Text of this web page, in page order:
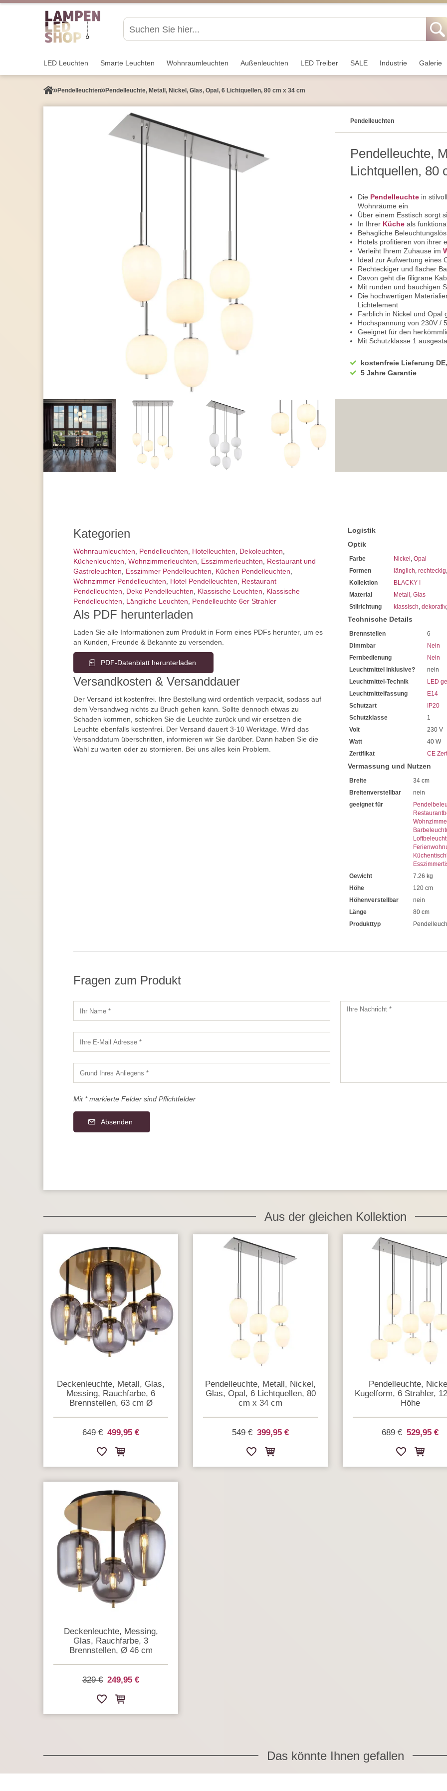
LED Leuchten Smarte Leuchten Wohnraum­leuchten Außen­leuchten LED Treiber SALE Industrie Galerie
Pendel­leuchten Pendelleuchte, Metall, Nickel, Glas, Opal, 6 Lichtquellen, 80 cm x 34 cm
Pendel­leuchten
Pendelleuchte,
Lichtquellen, 80
Die Pendelleuchte in
Wohnräume ein
Über einem Esstisch sorgt
In Ihrer Küche als
Behagliche
Hotels profitieren von ihrer
Verleiht Ihrem Zuhause im
Ideal zur Aufwertung eines
Rechteckiger und flacher
Davon geht die filigrane
Mit runden und bauchigen
Die hochwertigen
Lichtelement
Farblich in Nickel und Opal
Hochspannung von 230V /
Geeignet für den
Mit Schutzklasse 1
34 cm misst die Breite
Mit einer Höhe von 120 cm
Die Länge beträgt 80 cm
kostenfreie Lieferung
5 Jahre Garantie
Kategorien
Wohnraum­leuchten, Pendel­leuchten, Hotelleuchten, Dekoleuchten,
Küchenleuchten, Wohnzimmer­leuchten, Esszimmer­­leuchten, Restaurant und
Gastroleuchten, Esszimmer Pendelleuchten, Küchen Pendelleuchten,
Wohnzimmer Pendelleuchten, Hotel Pendelleuchten, Restaurant
Pendelleuchten, Deko Pendelleuchten, Klassische Leuchten, Klassische
Pendelleuchten, Längliche Leuchten, Pendelleuchte 6er Strahler
Als PDF herunterladen
Laden Sie alle Informationen zum Produkt in Form eines PDFs herunter, um es
an Kunden, Freunde & Bekannte zu versenden.
PDF-Datenblatt herunterladen
Versandkosten & Versanddauer
Der Versand ist kostenfrei. Ihre Bestellung wird ordentlich verpackt, sodass auf
dem Versandweg nichts zu Bruch gehen kann. Sollte dennoch etwas zu
Schaden kommen, schicken Sie die Leuchte zurück und wir ersetzen die
Leuchte ebenfalls kostenfrei. Der Versand dauert 3-10 Werktage. Wird das
Versanddatum überschritten, informieren wir Sie darüber. Dann haben Sie die
Wahl zu warten oder zu stornieren. Bei uns alles kein Problem.
Logistik
Optik
Farbe Nickel , Opal
Formen
länglich, rechteckig
Kollektion
BLACKY I
Material
Metall , Glas
Stilrichtung
klassisch, dekorativ
Technische Details
Brennstellen
6
Dimmbar
Nein
Fernbedienung
Nein
Leuchtmittel inklusive?
nein
Leuchtmittel-Technik
LED
Leuchtmittelfassung
E14
Schutzart
IP20
Schutzklasse
1
Volt
230 V
Watt
40 W
Zertifikat
CE
Vermassung und Nutzen
Breite
34 cm
Breitenverstellbar
nein
geeignet für
Gewicht
7.26 kg
Höhe
120 cm
Höhenverstellbar
nein
Länge
80 cm
Produkttyp
Fragen zum Produkt
Mit * markierte Felder sind Pflichtfelder
Absenden
Aus der gleichen Kollektion
Deckenleuchte, Metall, Glas,
Messing, Rauchfarbe, 6
Brennstellen, 63 cm Ø
649 € 499,95 €
Pendelleuchte, Metall, Nickel,
Glas, Opal, 6 Lichtquellen, 80
cm x 34 cm
549 € 399,95 €
Pendelleuchte,
Kugelform, 6 Strahler,
Höhe
689 € 529,95 €
Deckenleuchte, Messing,
Glas, Rauchfarbe, 3
Brennstellen, Ø 46 cm
329 € 249,95 €
Das könnte Ihnen gefallen